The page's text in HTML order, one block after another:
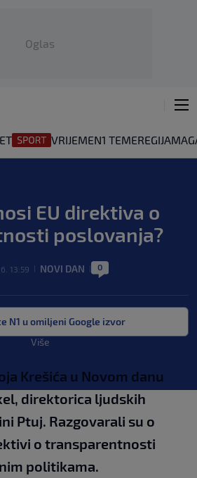
Oglas
VRIJEMEN1 TEMEREGIJA
EU direktiva o
poslovanja?
13:59 NOVI DAN 0
N1 u omiljeni Google izvor
Više
Krešića u Novom danu
direktorica ljudskih
Ptuj. Razgovarali su o
o transparentnosti
politikama.